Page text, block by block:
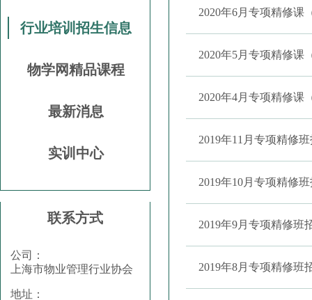
行业培训招生信息
物学网精品课程
最新消息
实训中心
联系方式
公司：
上海市物业管理行业协会
地址：
2020年6月专项精修课
2020年5月专项精修课
2020年4月专项精修课
2019年11月专项精修
2019年10月专项精修
2019年9月专项精修班
2019年8月专项精修班